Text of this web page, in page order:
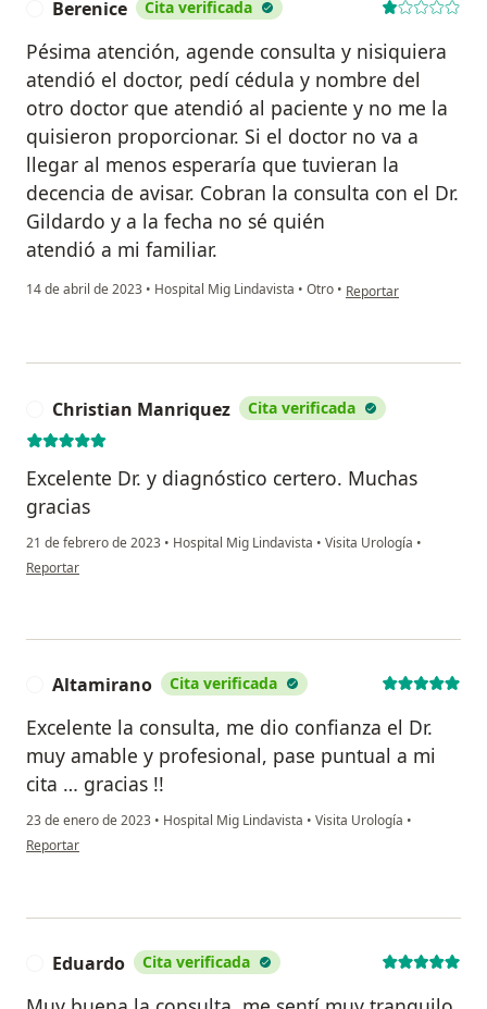
Berenice Cita verificada
Pésima atención, agende consulta y nisiquiera
atendió el doctor, pedí cédula y nombre del
otro doctor que atendió al paciente y no me la
quisieron proporcionar. Si el doctor no va a
llegar al menos esperaría que tuvieran la
decencia de avisar. Cobran la consulta con el Dr.
Gildardo y a la fecha no sé quién
atendió a mi familiar.
14 de abril de 2023 • Hospital Mig Lindavista • Otro • en opinión del usuario
Reportar
Christian Manriquez Cita verificada
Excelente Dr. y diagnóstico certero. Muchas
gracias
21 de febrero de 2023 • Hospital Mig Lindavista • Visita Urología •
en opinión del usuario Christian Manriquez
Reportar
Altamirano Cita verificada
Excelente la consulta, me dio confianza el Dr.
muy amable y profesional, pase puntual a mi
cita … gracias !!
23 de enero de 2023 • Hospital Mig Lindavista • Visita Urología •
en opinión del usuario Altamirano
Reportar
Eduardo Cita verificada